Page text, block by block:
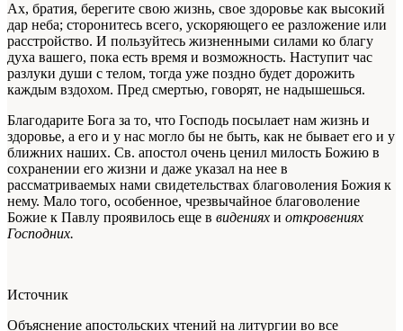
Ах, братия, берегите свою жизнь, свое здоровье как высокий
дар неба; сторонитесь всего, ускоряющего ее разложение или
расстройство. И пользуйтесь жизненными силами ко благу
духа вашего, пока есть время и возможность. Наступит час
разлуки души с телом, тогда уже поздно будет дорожить
каждым вздохом. Пред смертью, говорят, не надышешься.
Благодарите Бога за то, что Господь посылает нам жизнь и
здоровье, а его и у нас могло бы не быть, как не бывает его и у
ближних наших. Св. апостол очень ценил милость Божию в
сохранении его жизни и даже указал на нее в
рассматриваемых нами свидетельствах благоволения Божия к
нему. Мало того, особенное, чрезвычайное благоволение
Божие к Павлу проявилось еще в видениях и откровениях
Господних.
Источник
Объяснение апостольских чтений на литургии во все